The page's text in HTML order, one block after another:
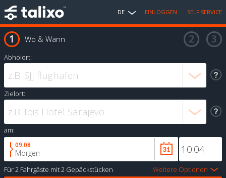
DE EINLOGGEN SELF SERVICE
Wo & Wann
Abholort:
Zielort:
am:
09.08
Morgen
Für2 Fahrgäste mit2 Gepäckstücken Weitere Optionen